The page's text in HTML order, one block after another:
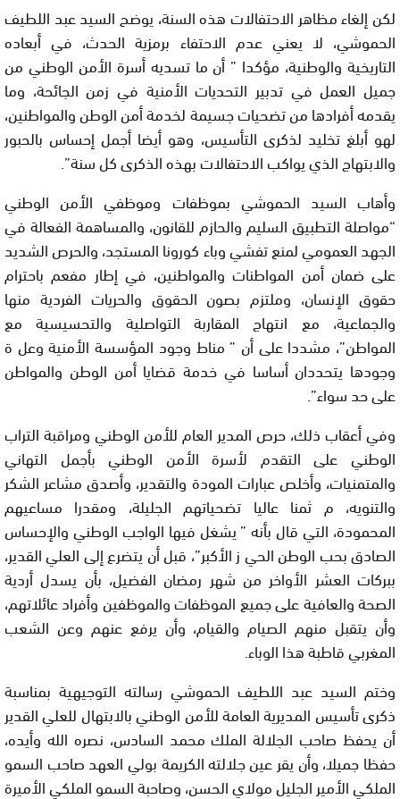
لكن إلغاء مظاهر الاحتفالات هذه السنة، يوضح السيد عبد اللطيف
الحموشي، لا يعني عدم الاحتفاء برمزية الحدث، في أبعاده
التاريخية والوطنية، مؤكدا ” أن ما تسديه أسرة الأمن الوطني من
جميل العمل في تدبير التحديات الأمنية في زمن الجائحة، وما
يقدمه أفرادها من تضحيات جسيمة لخدمة أمن الوطن والمواطنين،
لهو أبلغ تخليد لذكرى التأسيس، وهو أيضا أجمل إحساس بالحبور
والابتهاج الذي يواكب الاحتفالات بهذه الذكرى كل سنة”.
وأهاب السيد الحموشي بموظفات وموظفي الأمن الوطني
“مواصلة التطبيق السليم والحازم للقانون، والمساهمة الفعالة في
الجهد العمومي لمنع تفشي وباء كورونا المستجد، والحرص الشديد
على ضمان أمن المواطنات والمواطنين، في إطار مفعم باحترام
حقوق الإنسان، وملتزم بصون الحقوق والحريات الفردية منها
والجماعية، مع انتهاج المقاربة التواصلية والتحسيسية مع
المواطن”، مشددا على أن ” مناط وجود المؤسسة الأمنية وعل ة
وجودها يتحددان أساسا في خدمة قضايا أمن الوطن والمواطن
على حد سواء”.
وفي أعقاب ذلك، حرص المدير العام للأمن الوطني ومراقبة التراب
الوطني على التقدم لأسرة الأمن الوطني بأجمل التهاني
والمتمنيات، وأخلص عبارات المودة والتقدير، وأصدق مشاعر الشكر
والتنويه، م ثمنا عاليا تضحياتهم الجليلة، ومقدرا مساعيهم
المحمودة، التي قال بأنه ” يشغل فيها الواجب الوطني والإحساس
الصادق بحب الوطن الحي ز الأكبر”، قبل أن يتضرع إلى العلي القدير،
ببركات العشر الأواخر من شهر رمضان الفضيل، بأن يسدل أردية
الصحة والعافية على جميع الموظفات والموظفين وأفراد عائلاتهم،
وأن يتقبل منهم الصيام والقيام، وأن يرفع عنهم وعن الشعب
المغربي قاطبة هذا الوباء.
وختم السيد عبد اللطيف الحموشي رسالته التوجيهية بمناسبة
ذكرى تأسيس المديرية العامة للأمن الوطني بالابتهال للعلي القدير
أن يحفظ صاحب الجلالة الملك محمد السادس، نصره الله وأيده،
حفظا جميلا، وأن يقر عين جلالته الكريمة بولي العهد صاحب السمو
الملكي الأمير الجليل مولاي الحسن، وصاحبة السمو الملكي الأميرة